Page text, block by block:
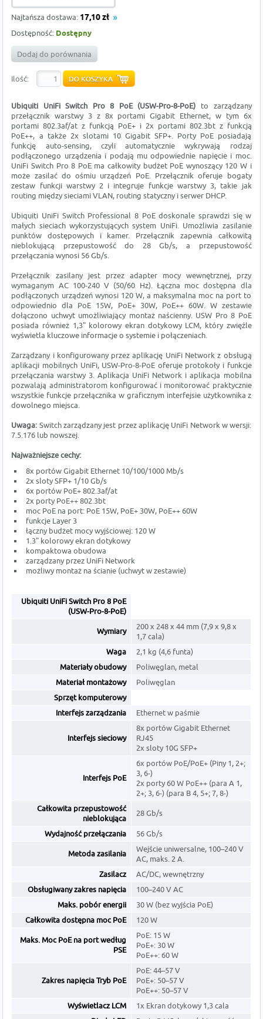
Najtańsza dostawa: 17,10 zł
Dostępność: Dostępny
Dodaj do porównania
Ilość:
Ubiquiti UniFi Switch Pro 8 PoE (USW-Pro-8-PoE) to zarządzany
przełącznik warstwy 3 z 8x portami Gigabit Ethernet, w tym 6x
portami 802.3af/at z funkcją PoE+ i 2x portami 802.3bt z funkcją
PoE++, a także 2x slotami 10 Gigabit SFP+. Porty PoE posiadają
funkcję auto-sensing, czyli automatycznie wykrywają rodzaj
podłączonego urządzenia i podają mu odpowiednie napięcie i moc.
UniFi Switch Pro 8 PoE ma całkowity budżet PoE wynoszący 120 W i
może zasilać do ośmiu urządzeń PoE. Przełącznik oferuje bogaty
zestaw funkcji warstwy 2 i integruje funkcje warstwy 3, takie jak
routing między sieciami VLAN, routing statyczny i serwer DHCP.
Ubiquiti UniFi Switch Professional 8 PoE doskonale sprawdzi się w
małych sieciach wykorzystujących system UniFi. Umożliwia zasilanie
punktów dostępowych i kamer. Przełącznik zapewnia całkowitą
nieblokującą przepustowość do 28 Gb/s, a przepustowość
przełączania wynosi 56 Gb/s.
Przełącznik zasilany jest przez adapter mocy wewnętrznej, przy
wymaganym AC 100-240 V (50/60 Hz). Łączna moc dostępna dla
podłączonych urządzeń wynosi 120 W, a maksymalna moc na port to
odpowiednio dla PoE 15W, PoE+ 30W, PoE++ 60W. W zestawie
dołączono uchwyt umożliwiający montaż naścienny. USW Pro 8 PoE
posiada również 1,3" kolorowy ekran dotykowy LCM, który zwięźle
wyświetla kluczowe informacje o systemie i połączeniach.
Zarządzany i konfigurowany przez aplikację UniFi Network z obsługą
aplikacji mobilnych UniFi, USW-Pro-8-PoE oferuje protokoły i funkcje
przełączania warstwy 3. Aplikacja UniFi Network i aplikacja mobilna
pozwalają administratorom konfigurować i monitorować praktycznie
wszystkie funkcje przełącznika w graficznym interfejsie użytkownika z
dowolnego miejsca.
Uwaga: Switch zarządzany jest przez aplikację UniFi Network w wersji:
7.5.176 lub nowszej.
Najważniejsze cechy:
8x portów Gigabit Ethernet 10/100/1000 Mb/s
2x sloty SFP+ 1/10 Gb/s
6x portów PoE+ 802.3af/at
2x porty PoE++ 802.3bt
moc PoE na port: PoE 15W, PoE+ 30W, PoE++ 60W
funkcje Layer 3
łączny budżet mocy wyjściowej: 120 W
1.3" kolorowy ekran dotykowy
kompaktowa obudowa
zarządzany przez UniFi Network
możliwy montaż na ścianie (uchwyt w zestawie)
Ubiquiti UniFi Switch Pro 8 PoE
(USW-Pro-8-PoE)
Wymiary
200 x 248 x 44 mm (7,9 x 9,8 x
1,7 cala)
Waga
2,1 kg (4,6 funta)
Materiały obudowy
Poliwęglan, metal
Materiał montażowy
Poliwęglan
Sprzęt komputerowy
Interfejs zarządzania
Ethernet w paśmie
Interfejs sieciowy
8x portów Gigabit Ethernet
RJ45
2x sloty 10G SFP+
Interfejs PoE
6x portów PoE/PoE+ (Piny 1, 2+;
3, 6-)
2x porty 60 W PoE++ (para A 1,
2+; 3, 6-) (para B 4, 5+; 7, 8-)
Całkowita przepustowość
nieblokująca
28 Gb/s
Wydajność przełączania 56 Gb/s
Metoda zasilania
Wejście uniwersalne, 100–240 V
AC, maks. 2 A.
Zasilacz
AC/DC, wewnętrzny
Obsługiwany zakres napięcia
100–240 V AC
Maks. pobór energii
30 W (bez wyjścia PoE)
Całkowita dostępna moc PoE
120 W
Maks. Moc PoE na port według
PSE
PoE: 15 W
PoE+: 30 W
PoE++: 60 W
Zakres napięcia Tryb PoE
PoE: 44–57 V
PoE+: 50–57 V
PoE++: 50–57 V
Wyświetlacz LCM
1x Ekran dotykowy 1,3 cala